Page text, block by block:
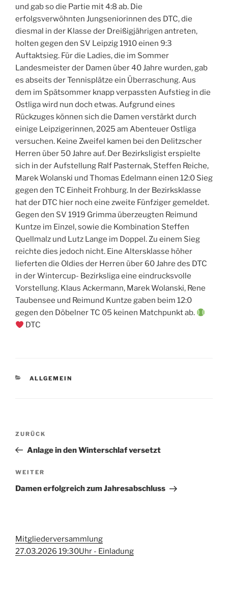
und gab so die Partie mit 4:8 ab. Die
erfolgsverwöhnten Jungseniorinnen des DTC, die
diesmal in der Klasse der Dreißigjährigen antreten,
holten gegen den SV Leipzig 1910 einen 9:3
Auftaktsieg. Für die Ladies, die im Sommer
Landesmeister der Damen über 40 Jahre wurden, gab
es abseits der Tennisplätze ein Überraschung. Aus
dem im Spätsommer knapp verpassten Aufstieg in die
Ostliga wird nun doch etwas. Aufgrund eines
Rückzuges können sich die Damen verstärkt durch
einige Leipzigerinnen, 2025 am Abenteuer Ostliga
versuchen. Keine Zweifel kamen bei den Delitzscher
Herren über 50 Jahre auf. Der Bezirksligist erspielte
sich in der Aufstellung Ralf Pasternak, Steffen Reiche,
Marek Wolanski und Thomas Edelmann einen 12:0 Sieg
gegen den TC Einheit Frohburg. In der Bezirksklasse
hat der DTC hier noch eine zweite Fünfziger gemeldet.
Gegen den SV 1919 Grimma überzeugten Reimund
Kuntze im Einzel, sowie die Kombination Steffen
Quellmalz und Lutz Lange im Doppel. Zu einem Sieg
reichte dies jedoch nicht. Eine Altersklasse höher
lieferten die Oldies der Herren über 60 Jahre des DTC
in der Wintercup- Bezirksliga eine eindrucksvolle
Vorstellung. Klaus Ackermann, Marek Wolanski, Rene
Taubensee und Reimund Kuntze gaben beim 12:0
gegen den Döbelner TC 05 keinen Matchpunkt ab.
DTC
KATEGORIEN
ALLGEMEIN
Beitragsnavigation
Vorheriger
Beitrag
ZURÜCK
Anlage in den Winterschlaf versetzt
Nächster
Beitrag
WEITER
Damen erfolgreich zum Jahresabschluss
Mitgliederversammlung
27.03.2026 19:30Uhr - Einladung